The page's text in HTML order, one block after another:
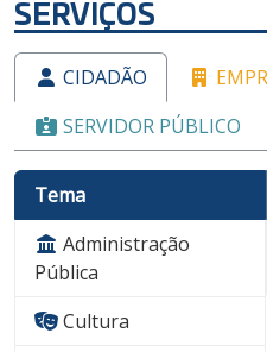
SERVIÇOS
CIDADÃO
SERVIDOR PÚBLICO
Tema
Administração
Pública
Cultura